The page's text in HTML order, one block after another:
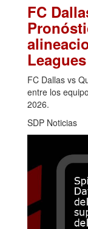
FC
FC Dallas vs
entre los
2026.
SDP Noticias